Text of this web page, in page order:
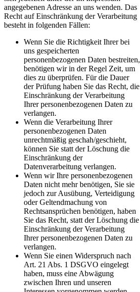
angegebenen Adresse an uns wenden. Das
Recht auf Einschränkung der Verarbeitung
besteht in folgenden Fällen:
Wenn Sie die Richtigkeit Ihrer bei
uns gespeicherten
personenbezogenen Daten bestreiten,
benötigen wir in der Regel Zeit, um
dies zu überprüfen. Für die Dauer
der Prüfung haben Sie das Recht, die
Einschränkung der Verarbeitung
Ihrer personenbezogenen Daten zu
verlangen.
Wenn die Verarbeitung Ihrer
personenbezogenen Daten
unrechtmäßig geschah/geschieht,
können Sie statt der Löschung die
Einschränkung der
Datenverarbeitung verlangen.
Wenn wir Ihre personenbezogenen
Daten nicht mehr benötigen, Sie sie
jedoch zur Ausübung, Verteidigung
oder Geltendmachung von
Rechtsansprüchen benötigen, haben
Sie das Recht, statt der Löschung die
Einschränkung der Verarbeitung
Ihrer personenbezogenen Daten zu
verlangen.
Wenn Sie einen Widerspruch nach
Art. 21 Abs. 1 DSGVO eingelegt
haben, muss eine Abwägung
zwischen Ihren und unseren